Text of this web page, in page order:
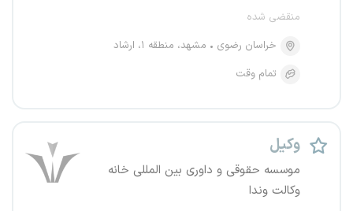
منقضی شده
خراسان رضوی
مشهد، منطقه ۱، ارشاد
تمام وقت
وکیل
موسسه حقوقی و داوری بین المللی خانه
وکالت وندا